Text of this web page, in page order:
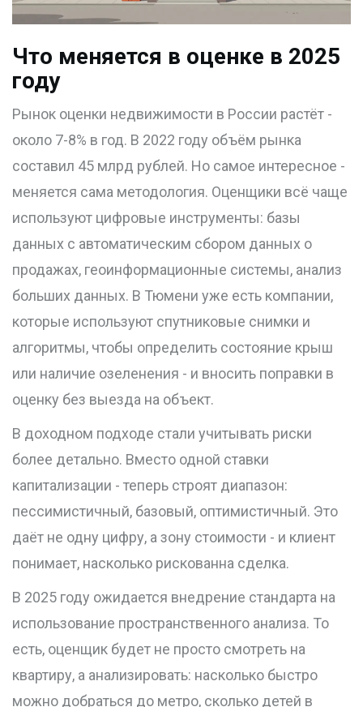
Что меняется в оценке в 2025
году
Рынок оценки недвижимости в России растёт -
около 7-8% в год. В 2022 году объём рынка
составил 45 млрд рублей. Но самое интересное -
меняется сама методология. Оценщики всё чаще
используют цифровые инструменты: базы
данных с автоматическим сбором данных о
продажах, геоинформационные системы, анализ
больших данных. В Тюмени уже есть компании,
которые используют спутниковые снимки и
алгоритмы, чтобы определить состояние крыш
или наличие озеленения - и вносить поправки в
оценку без выезда на объект.
В доходном подходе стали учитывать риски
более детально. Вместо одной ставки
капитализации - теперь строят диапазон:
пессимистичный, базовый, оптимистичный. Это
даёт не одну цифру, а зону стоимости - и клиент
понимает, насколько рискованна сделка.
В 2025 году ожидается внедрение стандарта на
использование пространственного анализа. То
есть, оценщик будет не просто смотреть на
квартиру, а анализировать: насколько быстро
можно добраться до метро, сколько детей в